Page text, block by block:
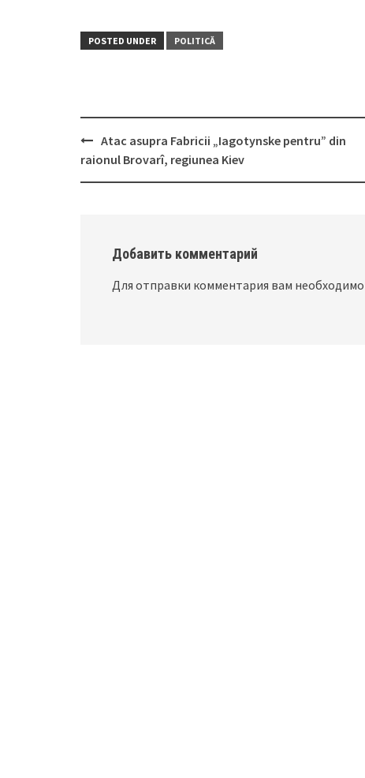
POSTED UNDER POLITICĂ
Post
navigation
Atac asupra Fabricii „Iagotynske pentru” din
raionul Brovarî, regiunea Kiev
Добавить комментарий
Для отправки комментария вам необходимо